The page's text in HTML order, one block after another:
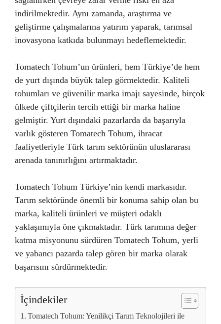
indirilmektedir. Aynı zamanda, araştırma ve
geliştirme çalışmalarına yatırım yaparak, tarımsal
inovasyona katkıda bulunmayı hedeflemektedir.
Tomatech Tohum’un ürünleri, hem Türkiye’de hem
de yurt dışında büyük talep görmektedir. Kaliteli
tohumları ve güvenilir marka imajı sayesinde, birçok
ülkede çiftçilerin tercih ettiği bir marka haline
gelmiştir. Yurt dışındaki pazarlarda da başarıyla
varlık gösteren Tomatech Tohum, ihracat
faaliyetleriyle Türk tarım sektörünün uluslararası
arenada tanınırlığını artırmaktadır.
Tomatech Tohum Türkiye’nin kendi markasıdır.
Tarım sektöründe önemli bir konuma sahip olan bu
marka, kaliteli ürünleri ve müşteri odaklı
yaklaşımıyla öne çıkmaktadır. Türk tarımına değer
katma misyonunu sürdüren Tomatech Tohum, yerli
ve yabancı pazarda talep gören bir marka olarak
başarısını sürdürmektedir.
İçindekiler
Tomatech Tohum: Yenilikçi Tarım Teknolojileri ile